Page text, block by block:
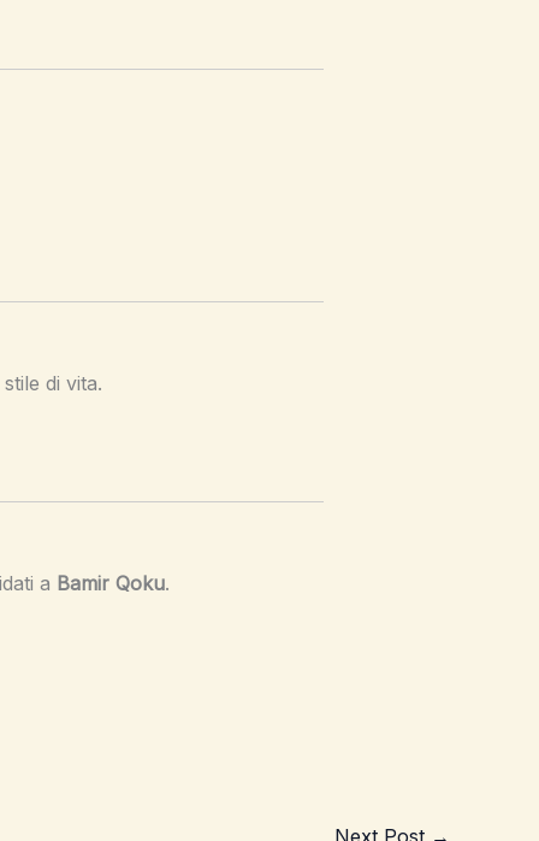
di vita.
a Bamir Qoku.
Next Post →